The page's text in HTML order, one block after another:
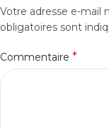
Votre adresse e-mail
obligatoires sont
Commentaire *